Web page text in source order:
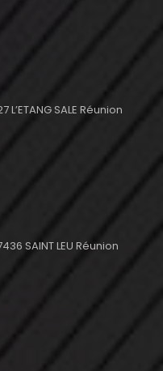
SALE Réunion
SAINT LEU Réunion